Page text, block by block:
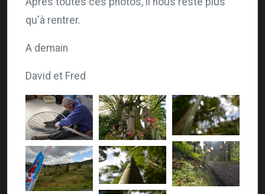
qu'à rentrer.
A demain
David et Fred